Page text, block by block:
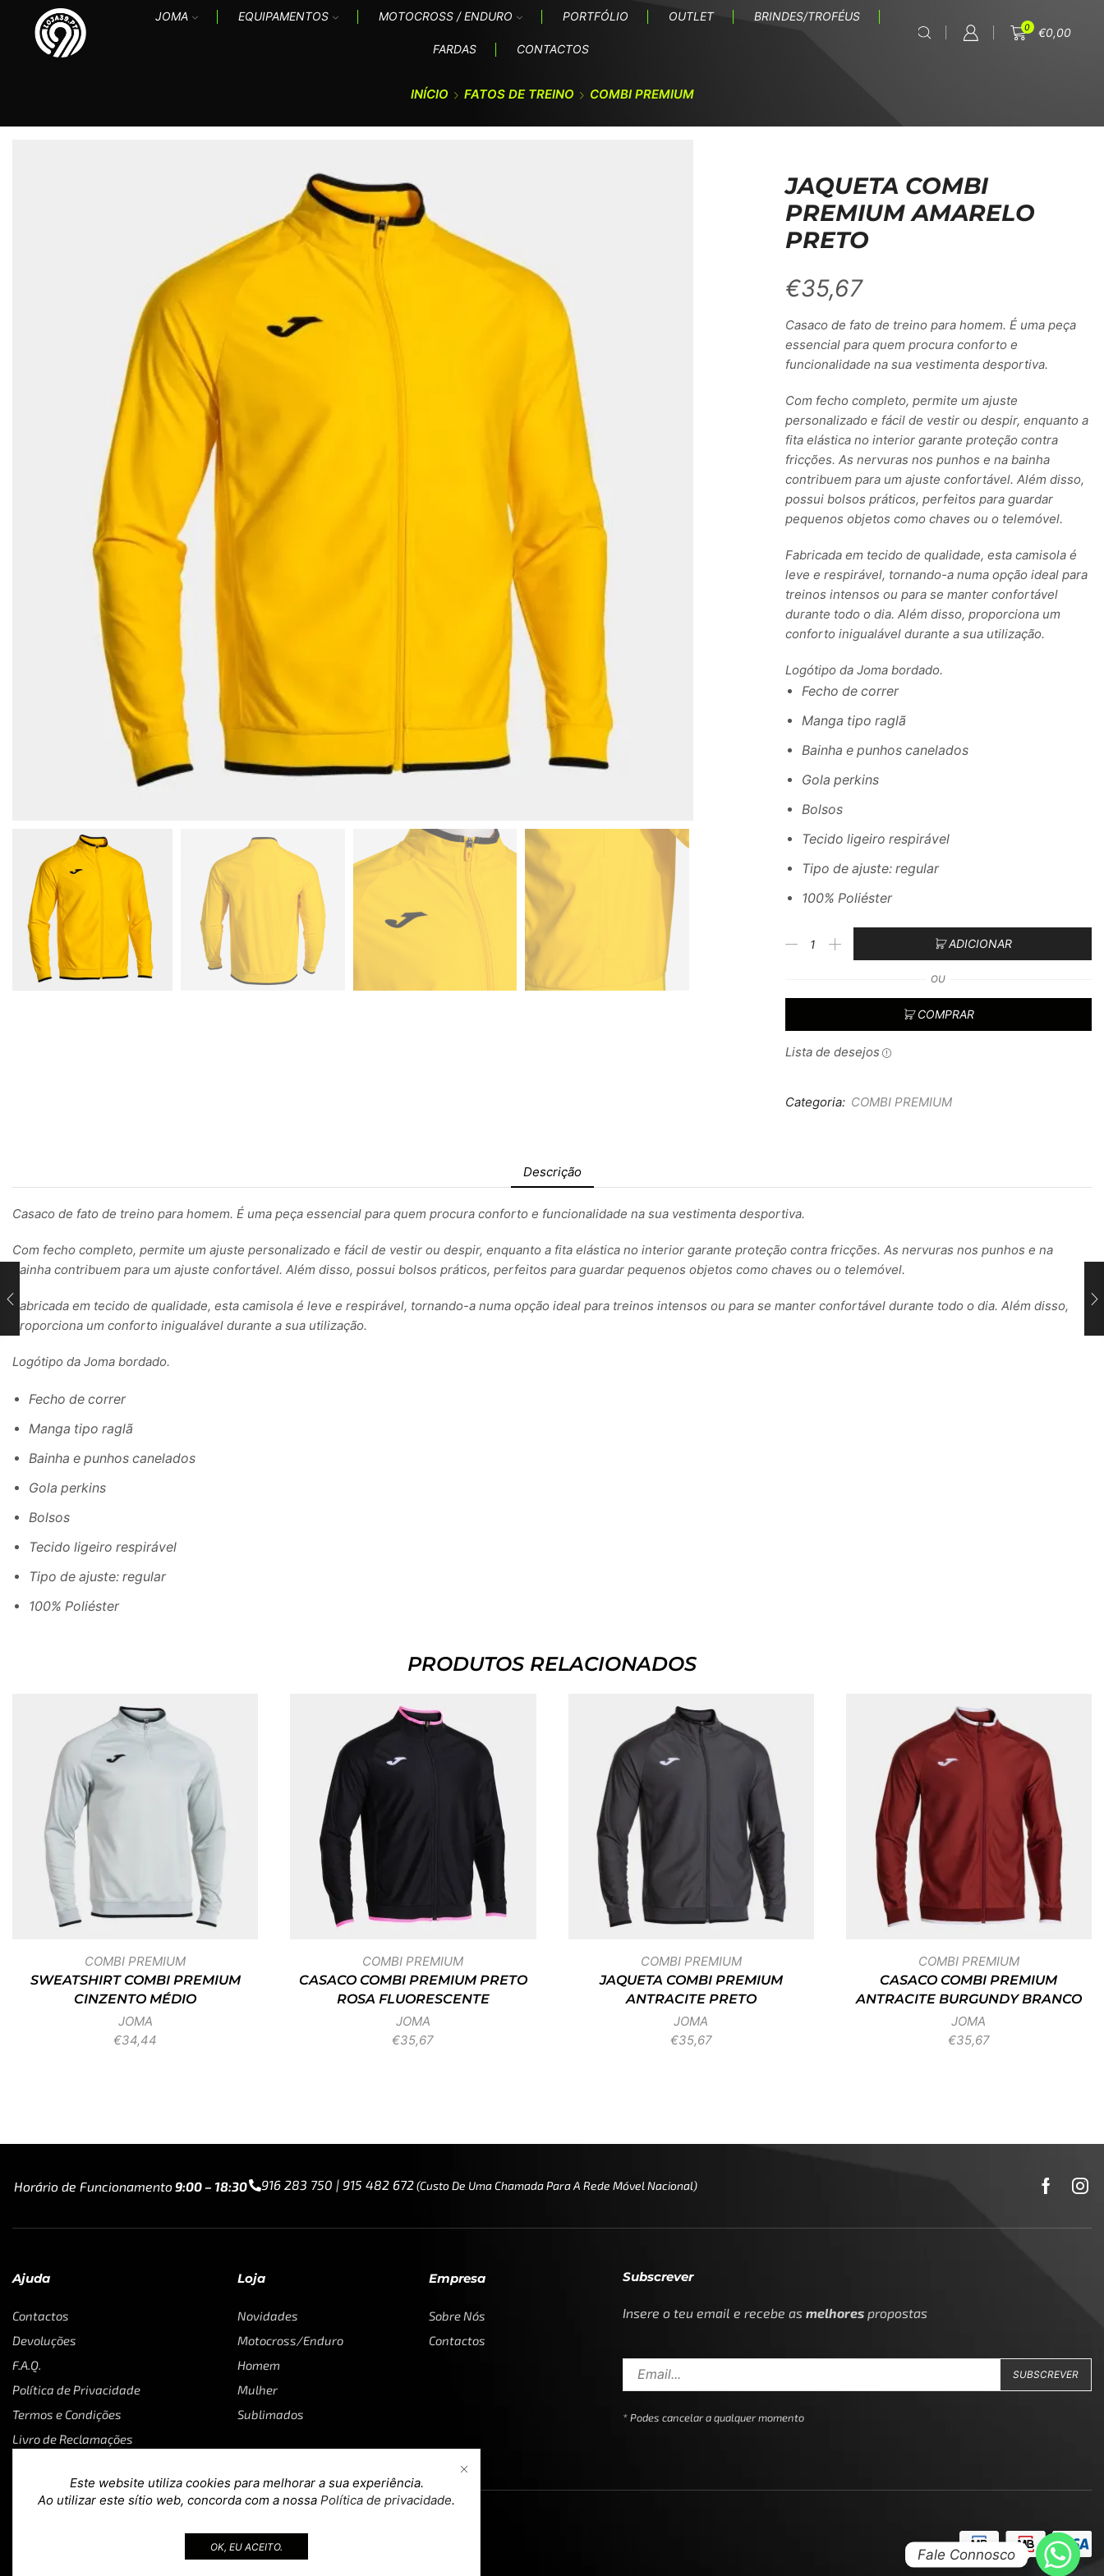
JOMA EQUIPAMENTOS MOTOCROSS / ENDURO PORTFÓLIO OUTLET BRINDES/TROFÉUS
FARDAS CONTACTOS
0 €0,00
INÍCIO FATOS DE TREINO COMBI PREMIUM
JAQUETA COMBI
PREMIUM AMARELO
PRETO
€35,67
Casaco de fato de treino para homem. É uma peça
essencial para quem procura conforto e
funcionalidade na sua vestimenta desportiva.
Com fecho completo, permite um ajuste
personalizado e fácil de vestir ou despir, enquanto a
fita elástica no interior garante proteção contra
fricções. As nervuras nos punhos e na bainha
contribuem para um ajuste confortável. Além disso,
possui bolsos práticos, perfeitos para guardar
pequenos objetos como chaves ou o telemóvel.
Fabricada em tecido de qualidade, esta camisola é
leve e respirável, tornando-a numa opção ideal para
treinos intensos ou para se manter confortável
durante todo o dia. Além disso, proporciona um
conforto inigualável durante a sua utilização.
Logótipo da Joma bordado.
Fecho de correr
Manga tipo raglã
Bainha e punhos canelados
Gola perkins
Bolsos
Tecido ligeiro respirável
Tipo de ajuste: regular
100% Poliéster
ADICIONAR
OU
COMPRAR
Lista de desejos
Categoria: COMBI PREMIUM
Descrição
Casaco de fato de treino para homem. É uma peça essencial para quem procura conforto e funcionalidade na sua vestimenta desportiva.
Com fecho completo, permite um ajuste personalizado e fácil de vestir ou despir, enquanto a fita elástica no interior garante proteção contra fricções. As nervuras nos punhos e na
bainha contribuem para um ajuste confortável. Além disso, possui bolsos práticos, perfeitos para guardar pequenos objetos como chaves ou o telemóvel.
Fabricada em tecido de qualidade, esta camisola é leve e respirável, tornando-a numa opção ideal para treinos intensos ou para se manter confortável durante todo o dia. Além disso,
proporciona um conforto inigualável durante a sua utilização.
Logótipo da Joma bordado.
Fecho de correr
Manga tipo raglã
Bainha e punhos canelados
Gola perkins
Bolsos
Tecido ligeiro respirável
Tipo de ajuste: regular
100% Poliéster
PRODUTOS RELACIONADOS
COMBI PREMIUM
SWEATSHIRT COMBI PREMIUM
CINZENTO MÉDIO
JOMA
€34,44
COMBI PREMIUM
CASACO COMBI PREMIUM PRETO
ROSA FLUORESCENTE
JOMA
€35,67
COMBI PREMIUM
JAQUETA COMBI PREMIUM
ANTRACITE PRETO
JOMA
€35,67
COMBI PREMIUM
CASACO COMBI PREMIUM
ANTRACITE BURGUNDY BRANCO
JOMA
€35,67
Horário de Funcionamento 9:00 – 18:30 916 283 750 | 915 482 672(custo De Uma Chamada Para A Rede Móvel Nacional)
Ajuda
Contactos
Devoluções
F.A.Q.
Política de Privacidade
Termos e Condições
Livro de Reclamações
Loja
Novidades
Motocross/Enduro
Homem
Mulher
Sublimados
Empresa
Sobre Nós
Contactos
Subscrever
Insere o teu email e recebe asmelhores propostas
* Podes cancelar a qualquer momento
Este website utiliza cookies para melhorar a sua experiência.
Ao utilizar este sítio web, concorda com a nossa Política de privacidade.
OK, EU ACEITO. Fale Connosco